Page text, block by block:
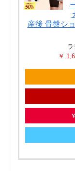
産後 骨盤シ
￥